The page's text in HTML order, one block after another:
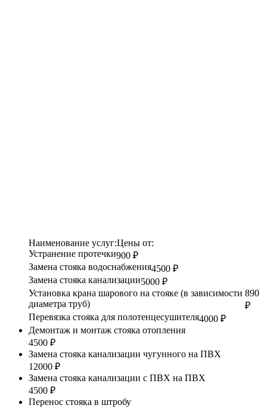
Наименование услуг:Цены от:
Устранение протечки900 ₽
Замена стояка водоснабжения4500 ₽
Замена стояка канализации5000 ₽
Установка крана шарового на стояке (в зависимости
диаметра труб)
890
₽
Перевязка стояка для полотенцесушителя4000 ₽
Демонтаж и монтаж стояка отопления
4500 ₽
Замена стояка канализации чугунного на ПВХ
12000 ₽
Замена стояка канализации с ПВХ на ПВХ
4500 ₽
Перенос стояка в штробу